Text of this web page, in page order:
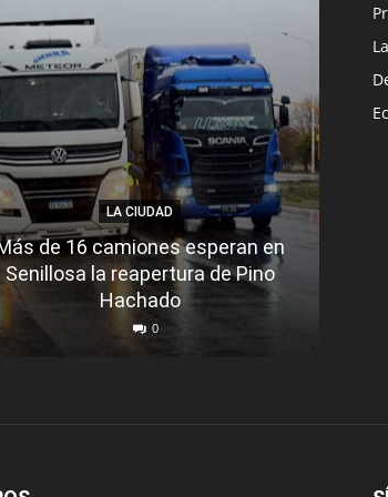
LA CIUDAD
de 16 camiones esperan en
Senillosa la reapertura de Pino
Hachado
0